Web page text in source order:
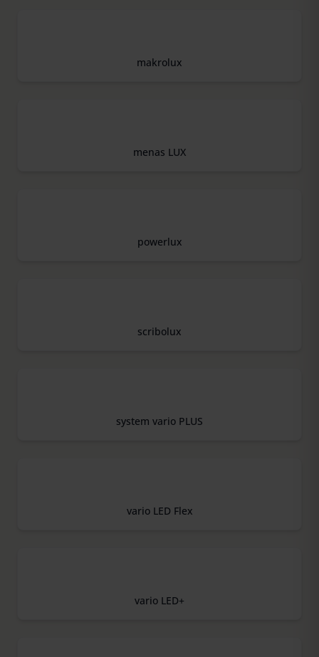
makrolux
menas LUX
powerlux
scribolux
system vario PLUS
vario LED Flex
vario LED+